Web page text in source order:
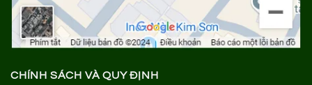
CHÍNH SÁCH VÀ QUY ĐỊNH